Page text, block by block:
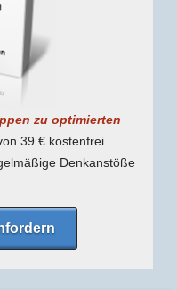
zu optimierten
39 € kostenfrei
Denk­anstöße